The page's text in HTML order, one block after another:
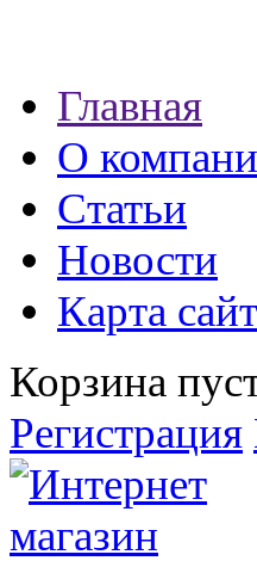
экспресс займы
Главная
О
Статьи
Новости
Карта
Корзина
Регистрация